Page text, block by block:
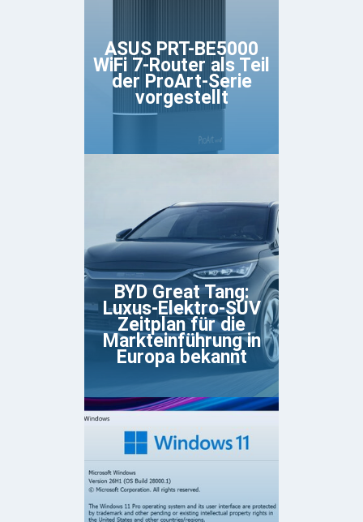
ASUS PRT-BE5000
WiFi 7-Router als Teil
der ProArt-Serie
vorgestellt
BYD Great Tang:
Luxus-Elektro-SUV
Zeitplan für die
Markteinführung in
Europa bekannt